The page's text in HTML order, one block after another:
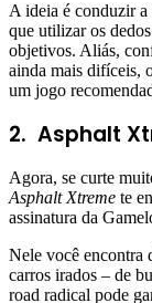
A ideia é conduzir a
que utilizar os
objetivos. Aliás,
ainda mais difíceis,
um jogo
2. Asphalt
Agora, se curte
Asphalt Xtreme te
assinatura da
Nele você encontra
carros irados – de
road radical pode